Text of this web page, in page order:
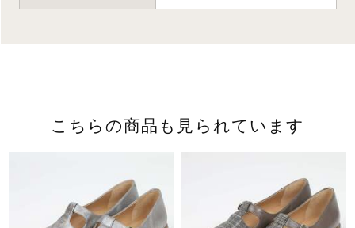
こちらの商品も見られています